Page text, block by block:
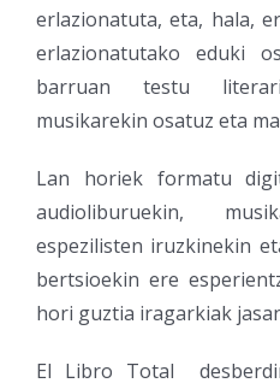
erlazionatuta, eta, hala,
erlazionatutako eduki
barruan testu
musikarekin osatuz eta
Lan horiek formatu
audioliburuekin,
espezilisten iruzkinekin
bertsioekin ere
hori guztia iragarkiak
El Libro Total